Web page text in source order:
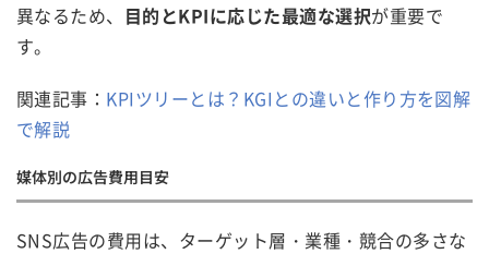
異なるため、 目的とKPIに応じた最適な選択が重要で
す。
関連記事： KPIツリーとは？KGIとの違いと作り方を図解
で解説
媒体別の広告費用目安
SNS広告の費用は、ターゲット層・業種・競合の多さな